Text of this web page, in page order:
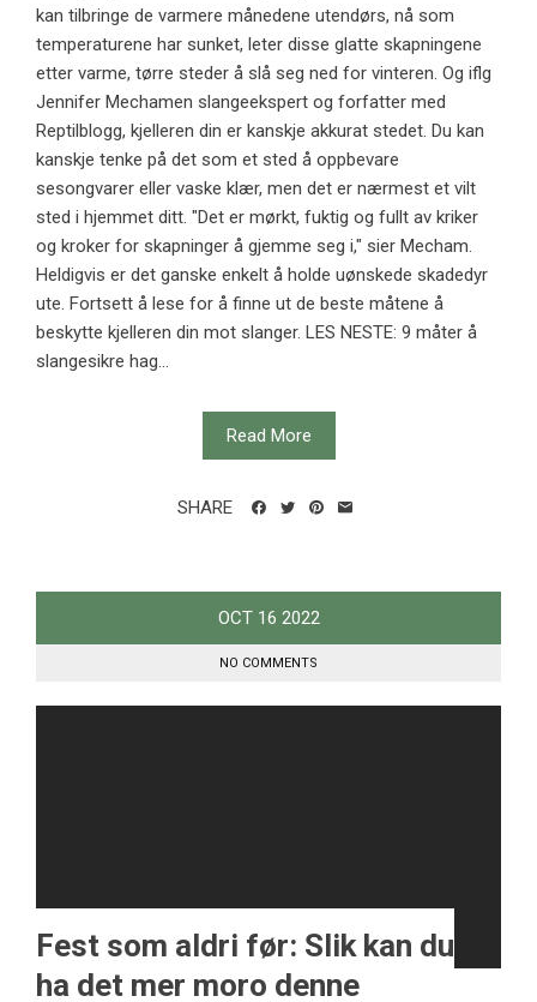
kan tilbringe de varmere månedene utendørs, nå som
temperaturene har sunket, leter disse glatte skapningene
etter varme, tørre steder å slå seg ned for vinteren. Og iflg
Jennifer Mechamen slangeekspert og forfatter med
Reptilblogg, kjelleren din er kanskje akkurat stedet. Du kan
kanskje tenke på det som et sted å oppbevare
sesongvarer eller vaske klær, men det er nærmest et vilt
sted i hjemmet ditt. "Det er mørkt, fuktig og fullt av kriker
og kroker for skapninger å gjemme seg i," sier Mecham.
Heldigvis er det ganske enkelt å holde uønskede skadedyr
ute. Fortsett å lese for å finne ut de beste måtene å
beskytte kjelleren din mot slanger. LES NESTE: 9 måter å
slangesikre hag...
Read More
SHARE
OCT 16 2022
NO COMMENTS
Fest som aldri før: Slik kan du
ha det mer moro denne